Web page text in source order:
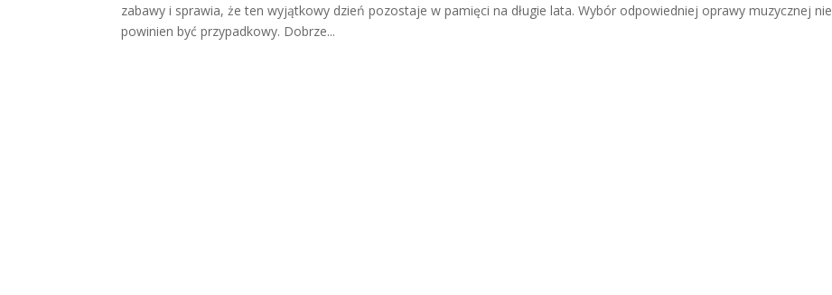
zabawy i sprawia, że ten wyjątkowy dzień pozostaje w pamięci na długie lata. Wybór odpowiedniej oprawy muzycznej nie
powinien być przypadkowy. Dobrze...